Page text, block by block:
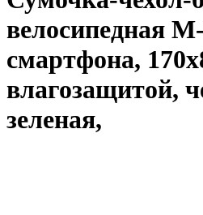
велосипедная
смартфона,
влагозащитой,
зеленая,